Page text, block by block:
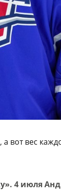
вот вес
4 июля